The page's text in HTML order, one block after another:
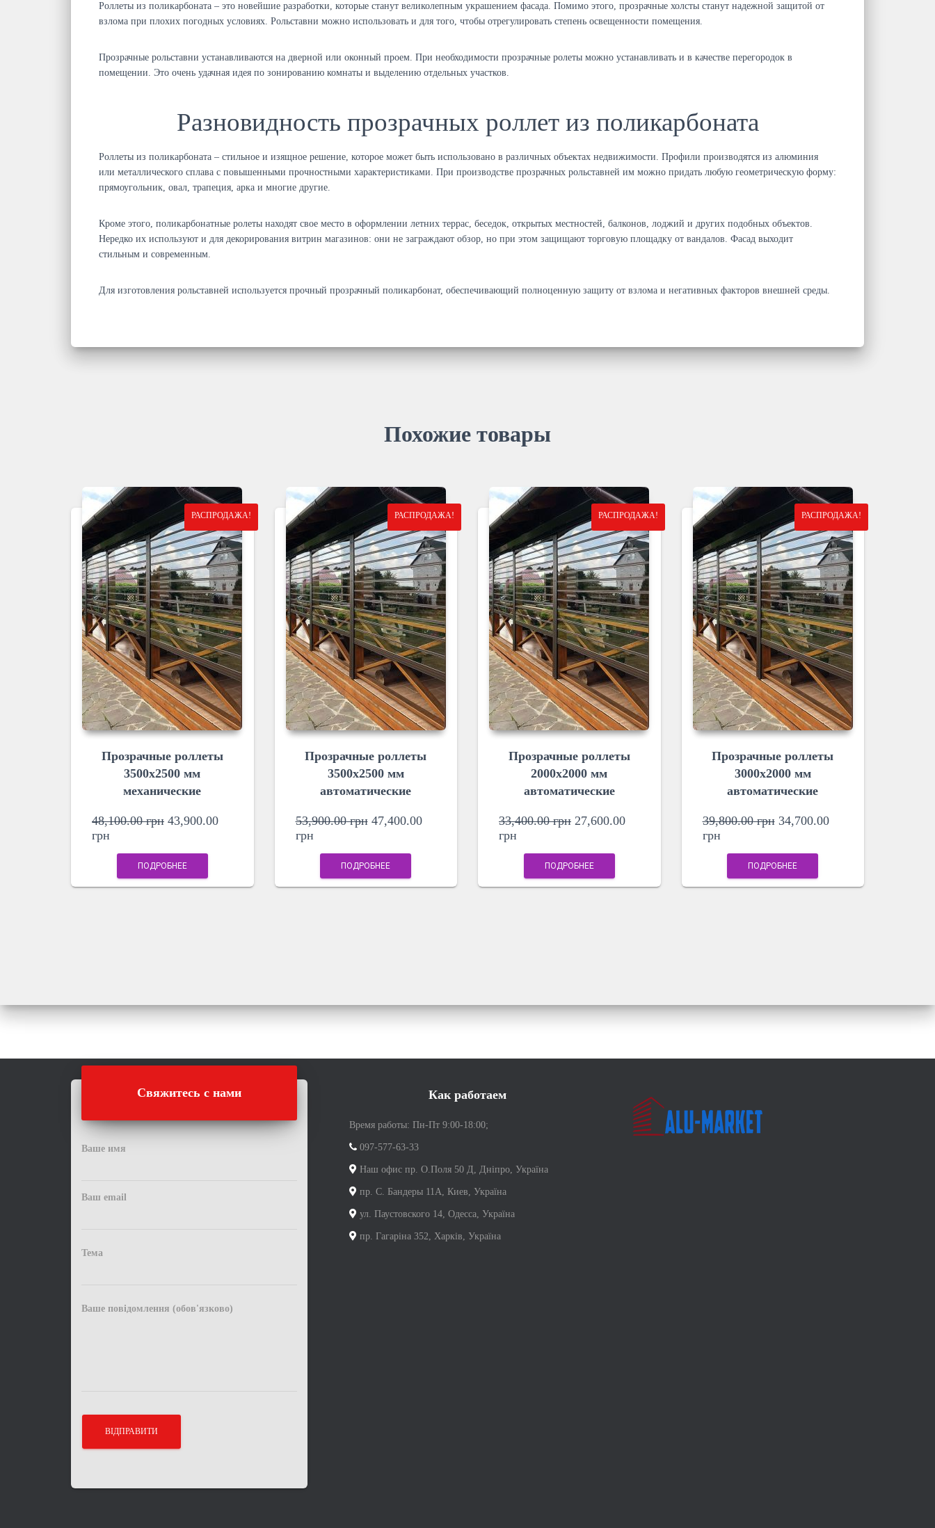
Роллеты из поликарбоната – это новейшие разработки, которые станут великолепным украшением фасада. Помимо этого, прозрачные холсты станут надежной защитой от
взлома при плохих погодных условиях. Рольставни можно использовать и для того, чтобы отрегулировать степень освещенности помещения.
Прозрачные рольставни устанавливаются на дверной или оконный проем. При необходимости прозрачные ролеты можно устанавливать и в качестве перегородок в
помещении. Это очень удачная идея по зонированию комнаты и выделению отдельных участков.
Разновидность прозрачных роллет из поликарбоната
Роллеты из поликарбоната – стильное и изящное решение, которое может быть использовано в различных объектах недвижимости. Профили производятся из алюминия
или металлического сплава с повышенными прочностными характеристиками. При производстве прозрачных рольставней им можно придать любую геометрическую форму:
прямоугольник, овал, трапеция, арка и многие другие.
Кроме этого, поликарбонатные ролеты находят свое место в оформлении летних террас, беседок, открытых местностей, балконов, лоджий и других подобных объектов.
Нередко их используют и для декорирования витрин магазинов: они не заграждают обзор, но при этом защищают торговую площадку от вандалов. Фасад выходит
стильным и современным.
Для изготовления рольставней используется прочный прозрачный поликарбонат, обеспечивающий полноценную защиту от взлома и негативных факторов внешней среды.
Похожие товары
РАСПРОДАЖА!
Прозрачные роллеты
3500х2500 мм
механические
48,100.00грн 43,900.00
грн
ПОДРОБНЕЕ
РАСПРОДАЖА!
Прозрачные роллеты
3500х2500 мм
автоматические
53,900.00грн 47,400.00
грн
ПОДРОБНЕЕ
РАСПРОДАЖА!
Прозрачные роллеты
2000х2000 мм
автоматические
33,400.00грн 27,600.00
грн
ПОДРОБНЕЕ
РАСПРОДАЖА!
Прозрачные роллеты
3000х2000 мм
автоматические
39,800.00грн 34,700.00
грн
ПОДРОБНЕЕ
Свяжитесь с нами
Ваше имя
Ваш email
Тема
Ваше повідомлення (обов'язково)
Как работаем
Время работы: Пн-Пт 9:00-18:00;
097-577-63-33
Наш офис пр. О.Поля 50 Д, Дніпро, Україна
пр. С. Бандеры 11А, Киев, Україна
ул. Паустовского 14, Одесса, Україна
пр. Гагаріна 352, Харків, Україна